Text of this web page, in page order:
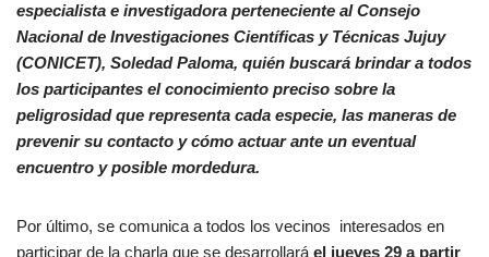
especialista e investigadora perteneciente al Consejo
Nacional de Investigaciones Científicas y Técnicas Jujuy
(CONICET), Soledad Paloma, quién buscará brindar a todos
los participantes el conocimiento preciso sobre la
peligrosidad que representa cada especie, las maneras de
prevenir su contacto y cómo actuar ante un eventual
encuentro y posible mordedura.
Por último, se comunica a todos los vecinos interesados en
participar de la charla que se desarrollará el jueves 29 a partir